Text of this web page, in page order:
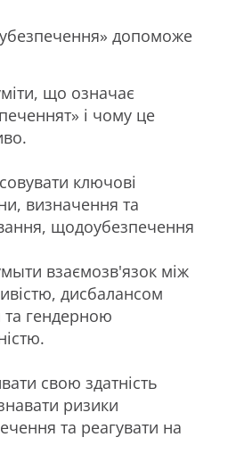
допоможе
що означає
і чому це
ключові
визначення та
щодоубезпечення
взаємозв'язок між
дисбалансом
та гендерною
свою здатність
ризики
та реагувати на